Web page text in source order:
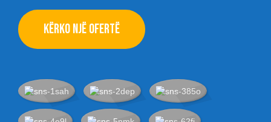
KËRKO NJË OFERTË